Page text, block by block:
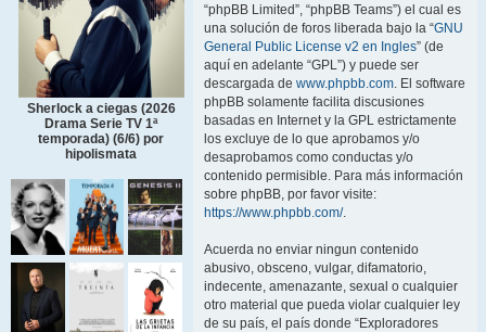
Sherlock a ciegas (2026
Drama Serie TV 1ª
temporada) (6/6) por
hipolismata
“phpBB Limited”, “phpBB Teams”) el cual es
una solución de foros liberada bajo la “GNU
General Public License v2 en Ingles” (de
aquí en adelante “GPL”) y puede ser
descargada de www.phpbb.com. El software
phpBB solamente facilita discusiones
basadas en Internet y la GPL estrictamente
los excluye de lo que aprobamos y/o
desaprobamos como conductas y/o
contenido permisible. Para más información
sobre phpBB, por favor visite:
https://www.phpbb.com/.
Acuerda no enviar ningun contenido
abusivo, obsceno, vulgar, difamatorio,
indecente, amenazante, sexual o cualquier
otro material que pueda violar cualquier ley
de su país, el país donde “Exploradores